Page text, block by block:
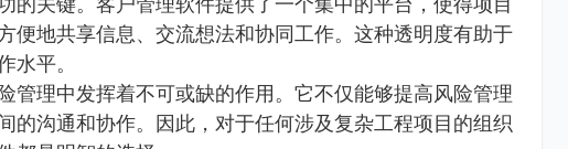
便地共享信息、交流想法和协同工作。这种透明度有助于
水平。
管理中发挥着不可或缺的作用。它不仅能够提高风险管理
的沟通和协作。因此，对于任何涉及复杂工程项目的组织